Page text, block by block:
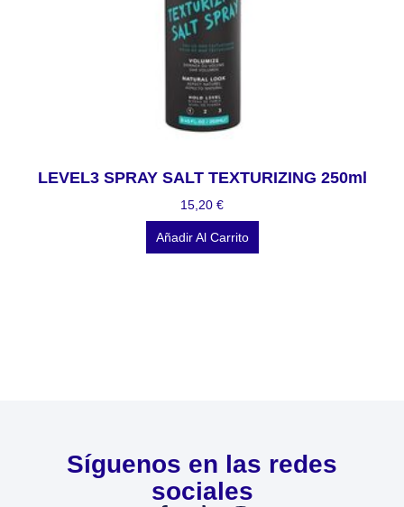
LEVEL3 SPRAY SALT TEXTURIZING 250ml
15,20 €
Añadir Al Carrito
Síguenos en las redes
sociales